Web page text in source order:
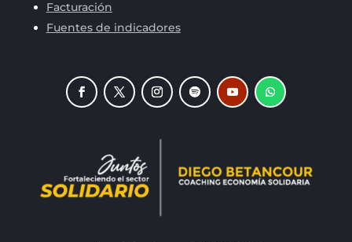
Facturación
Fuentes de indicadores